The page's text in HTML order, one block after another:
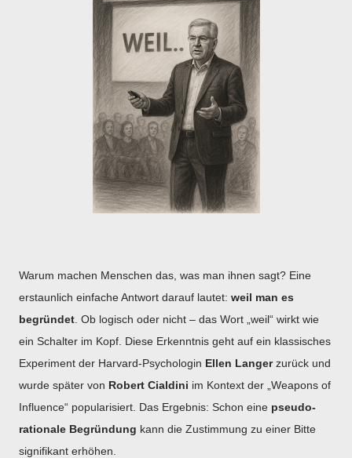
Warum machen Menschen das, was man ihnen sagt? Eine
erstaunlich einfache Antwort darauf lautet: weil man es
begründet . Ob logisch oder nicht – das Wort „weil“ wirkt wie
ein Schalter im Kopf. Diese Erkenntnis geht auf ein klassisches
Experiment der Harvard-Psychologin Ellen Langerzurück und
wurde später von Robert Cialdini im Kontext der „Weapons of
Influence“ popularisiert. Das Ergebnis: Schon eine pseudo-
rationale Begründung kann die Zustimmung zu einer Bitte
signifikant erhöhen.